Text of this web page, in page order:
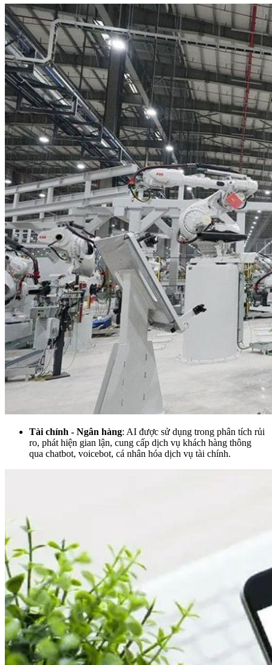
Tài chính - Ngân hàng: AI được sử dụng trong phân tích rủi
ro, phát hiện gian lận, cung cấp dịch vụ khách hàng thông
qua chatbot, voicebot, cá nhân hóa dịch vụ tài chính.